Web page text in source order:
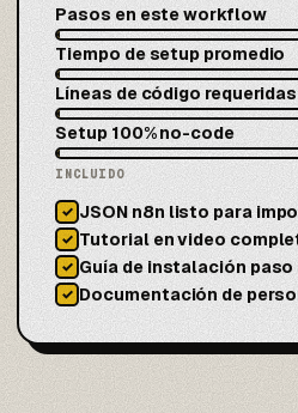
Pasos en este workflow
Tiempo de setup promedio
Líneas de código requeridas
Setup 100% no-code
INCLUIDO
✓ JSON n8n listo para
✓ Tutorial en video
✓ Guía de instalación paso
✓ Documentación de